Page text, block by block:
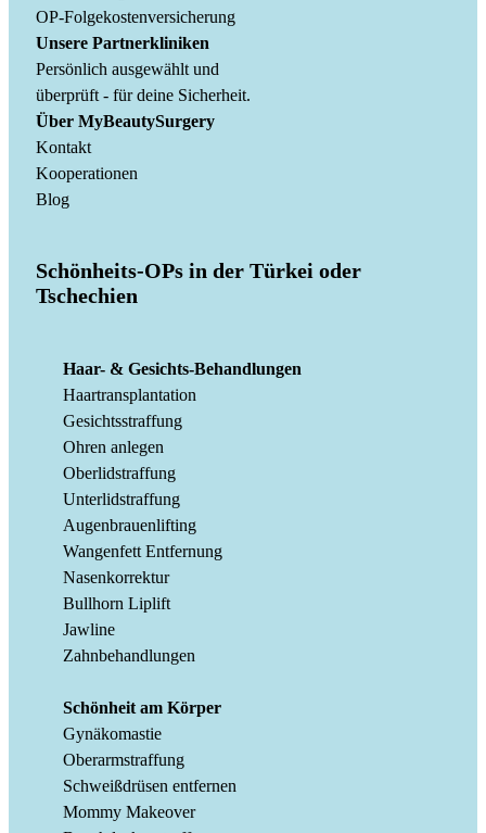
OP-Folgekostenversicherung
Unsere Partnerkliniken
Persönlich ausgewählt und
überprüft - für deine Sicherheit.
Über MyBeautySurgery
Kontakt
Kooperationen
Blog
Schönheits-OPs in der Türkei oder
Tschechien
Haar- & Gesichts-Behandlungen
Haartransplantation
Gesichtsstraffung
Ohren anlegen
Oberlidstraffung
Unterlidstraffung
Augenbrauenlifting
Wangenfett Entfernung
Nasenkorrektur
Bullhorn Liplift
Jawline
Zahnbehandlungen
Schönheit am Körper
Gynäkomastie
Oberarmstraffung
Schweißdrüsen entfernen
Mommy Makeover